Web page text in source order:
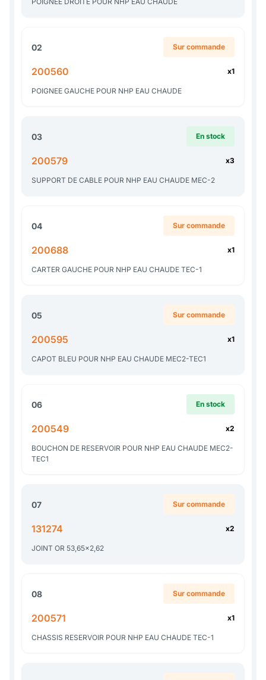
02 Sur commande
200560 x1
POIGNEE GAUCHE POUR NHP EAU CHAUDE
03 En stock
200579 x3
SUPPORT DE CABLE POUR NHP EAU CHAUDE MEC-2
04 Sur commande
200688 x1
CARTER GAUCHE POUR NHP EAU CHAUDE TEC-1
05 Sur commande
200595 x1
CAPOT BLEU POUR NHP EAU CHAUDE MEC2-TEC1
06 En stock
200549 x2
BOUCHON DE RESERVOIR POUR NHP EAU CHAUDE MEC2-
TEC1
07 Sur commande
131274 x2
JOINT OR 53,65x2,62
08 Sur commande
200571 x1
CHASSIS RESERVOIR POUR NHP EAU CHAUDE TEC-1